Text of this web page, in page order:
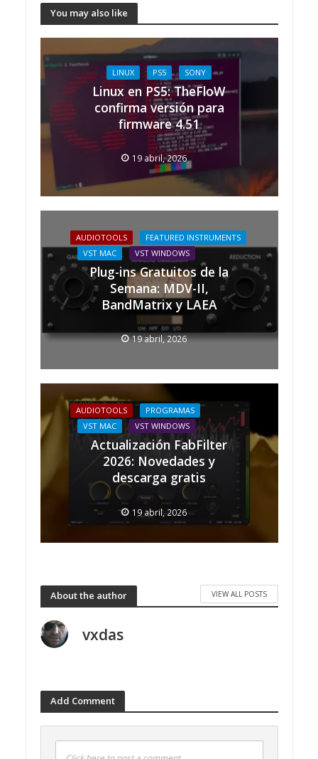
You may also like
LINUX PS5 SONY
Linux en PS5: TheFloW
confirma versión para
firmware 4.51
19 abril, 2026
AUDIOTOOLS
FEATURED INSTRUMENTS
VST MAC
VST WINDOWS
Plug-ins Gratuitos de la
Semana: MDV-II,
BandMatrix y LAEA
19 abril, 2026
AUDIOTOOLS
PROGRAMAS
VST MAC
VST WINDOWS
Actualización FabFilter
2026: Novedades y
descarga gratis
19 abril, 2026
About the author VIEW ALL POSTS
vxdas
Add Comment